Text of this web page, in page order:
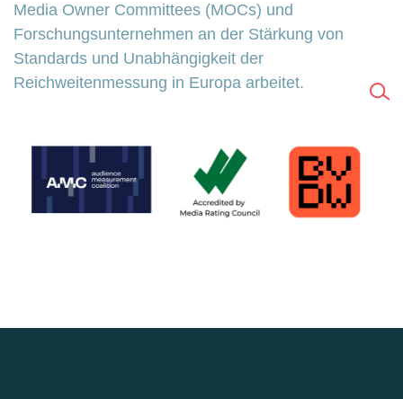
Media Owner Committees (MOCs) und
Forschungsunternehmen an der Stärkung von
Standards und Unabhängigkeit der
Reichweitenmessung in Europa arbeitet.